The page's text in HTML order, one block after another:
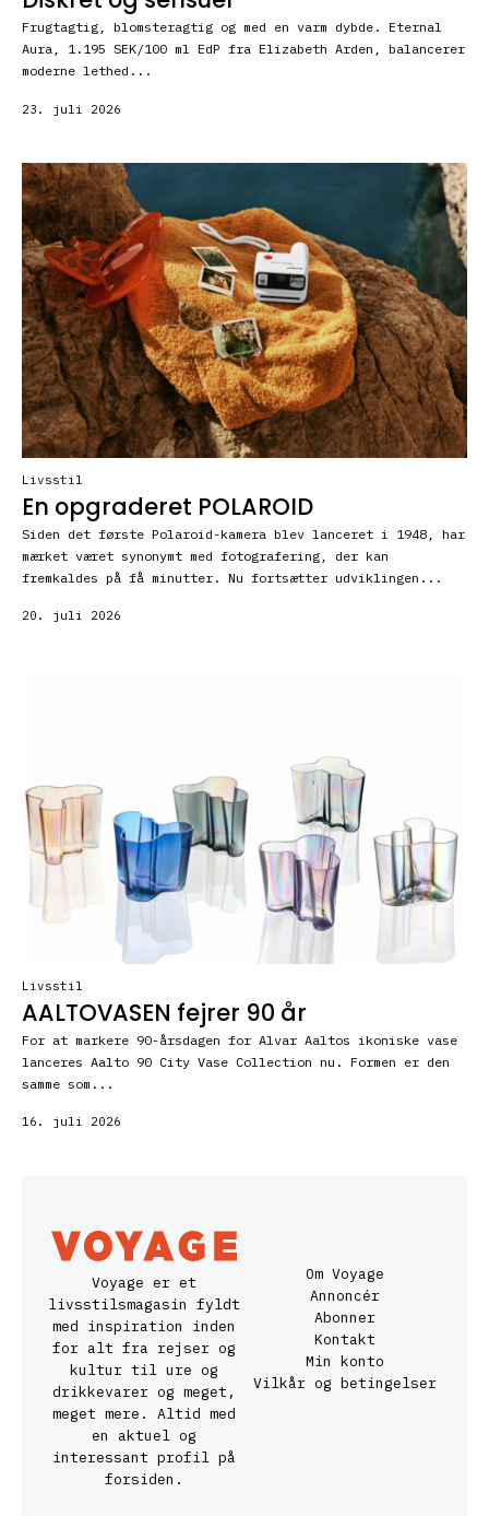
Frugtagtig, blomsteragtig og med en varm dybde. Eternal
Aura, 1.195 SEK/100 ml EdP fra Elizabeth Arden, balancerer
moderne lethed...
23. juli 2026
Livsstil
En opgraderet POLAROID
Siden det første Polaroid-kamera blev lanceret i 1948, har
mærket været synonymt med fotografering, der kan
fremkaldes på få minutter. Nu fortsætter udviklingen...
20. juli 2026
Livsstil
AALTOVASEN fejrer 90 år
For at markere 90-årsdagen for Alvar Aaltos ikoniske vase
lanceres Aalto 90 City Vase Collection nu. Formen er den
samme som...
16. juli 2026
Voyage er et
livsstilsmagasin fyldt
med inspiration inden
for alt fra rejser og
kultur til ure og
drikkevarer og meget,
meget mere. Altid med
en aktuel og
interessant profil på
forsiden.
Om Voyage
Annoncér
Abonner
Kontakt
Min konto
Vilkår og betingelser